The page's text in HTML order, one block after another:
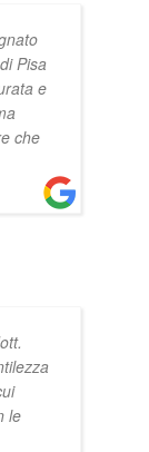
Pisa
e
che
le